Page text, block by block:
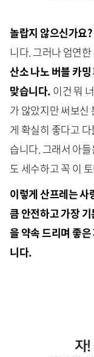
놀랍지 않으신가요?
니다. 그러나 엄연
산소 나노 버블 카
맞습니다. 이건 뭐
가 않았지만 써보신
게 확실히 좋다고
습니다. 그래서 아
도 세수하고 꼭 이
이렇게 산프레는 사
큼 안전하고 가장
을 약속 드리며 좋
니다.